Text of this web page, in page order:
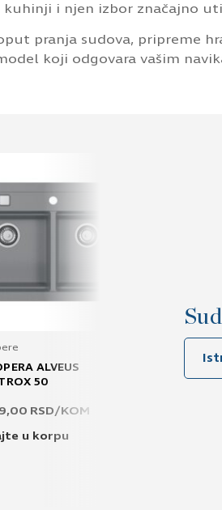
i njen izbor značajno
pranja sudova, pripreme
koji odgovara vašim
ALVEUS
50
RSD/KOM
u korpu
BELA LEGRA